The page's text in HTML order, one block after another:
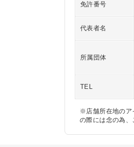
免許番号
代表者名
所属団体
TEL
※店舗所在地のア
の際には念の為、